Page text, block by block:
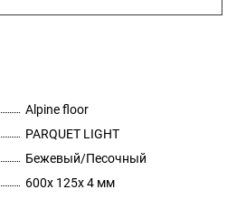
Alpine floor
PARQUET LIGHT
Бежевый/Песочный
600х 125х 4 мм